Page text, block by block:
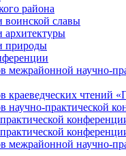
района
воинской славы
архитектуры
природы
межрайонной научно-
краеведческих чтений
научно-практической
межрайонной научно-